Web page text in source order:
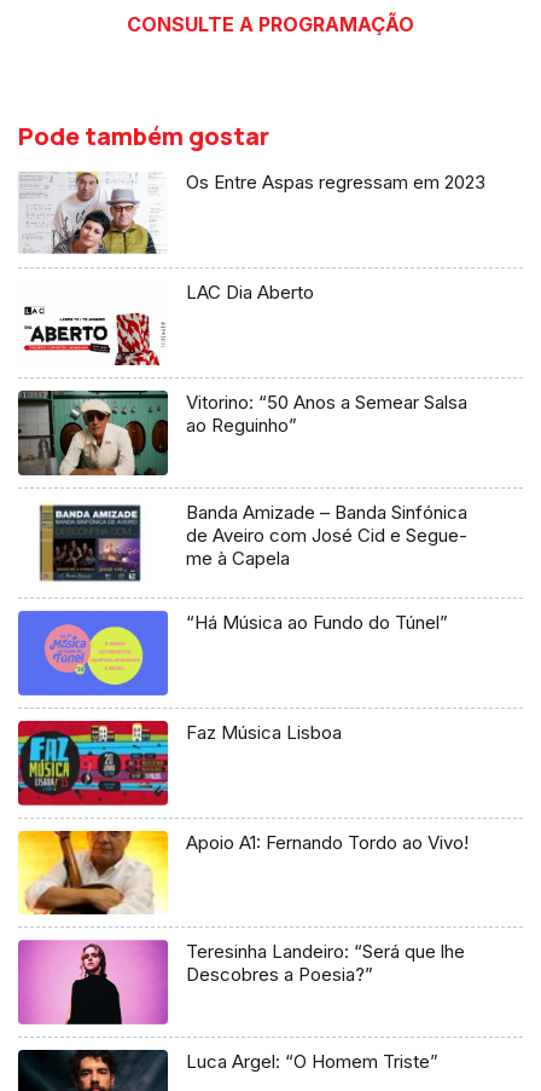
CONSULTE A PROGRAMAÇÃO
Pode também gostar
Os Entre Aspas regressam em 2023
LAC Dia Aberto
Vitorino: “50 Anos a Semear Salsa
ao Reguinho”
Banda Amizade – Banda Sinfónica
de Aveiro com José Cid e Segue-
me à Capela
“Há Música ao Fundo do Túnel”
Faz Música Lisboa
Apoio A1: Fernando Tordo ao Vivo!
Teresinha Landeiro: “Será que lhe
Descobres a Poesia?”
Luca Argel: “O Homem Triste”